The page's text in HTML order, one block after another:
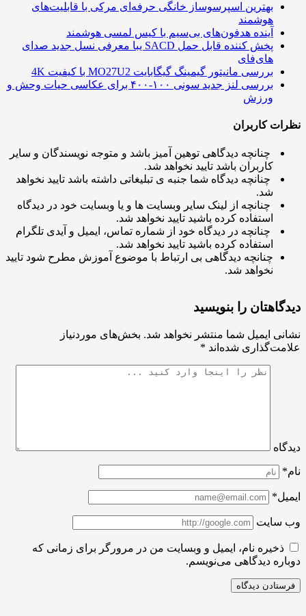
بهترین اسپرسوساز خانگی حرفه‌ای مرکی با قابلیت‌های
هوشمند
آینده هدفون‌های بی‌سیم با کیس لمسی هوشمند
پخش کننده قابل حمل SACD یبا معرفی نسل جدید صدای
های‌فای
بررسی مانیتور گیمینگ گیگابایت MO27U2 با کیفیت 4K
بررسی لنز جدید سونی ۱۰۰-۴۰۰ برای عکاسی حیات وحش و
ورزش
نظرات کاربران
چنانچه دیدگاهی توهین آمیز باشد و متوجه نویسندگان و سایر
کاربران باشد تایید نخواهد شد.
چنانچه دیدگاه شما جنبه ی تبلیغاتی داشته باشد تایید نخواهد
شد.
چنانچه از لینک سایر وبسایت ها و یا وبسایت خود در دیدگاه
استفاده کرده باشید تایید نخواهد شد.
چنانچه در دیدگاه خود از شماره تماس، ایمیل و آیدی تلگرام
استفاده کرده باشید تایید نخواهد شد.
چنانچه دیدگاهی بی ارتباط با موضوع آموزش مطرح شود تایید
نخواهد شد.
دیدگاهتان را بنویسید
نشانی ایمیل شما منتشر نخواهد شد. بخش‌های موردنیاز
علامت‌گذاری شده‌اند *
دیدگاه
نام*
ایمیل*
وب سایت
ذخیره نام، ایمیل و وبسایت من در مرورگر برای زمانی که
دوباره دیدگاهی می‌نویسم.